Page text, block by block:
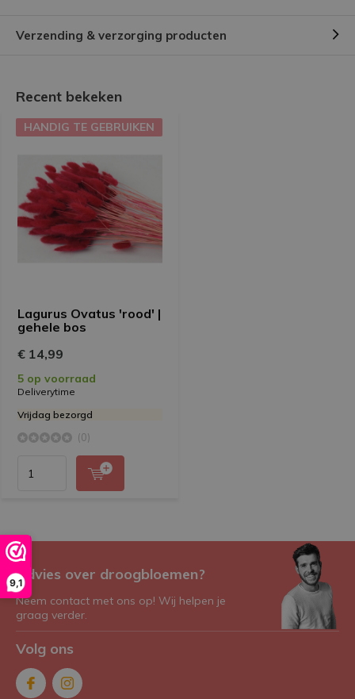
9,1
Verzending & verzorging producten
Recent bekeken
Lagurus Ovatus 'rood' |
gehele bos
HANDIG TE GEBRUIKEN
€ 14,99
5 op voorraad
Deliverytime
Vrijdag bezorgd
(0)
Advies over droogbloemen?
Neem contact met ons op! Wij helpen je
graag verder.
Volg ons